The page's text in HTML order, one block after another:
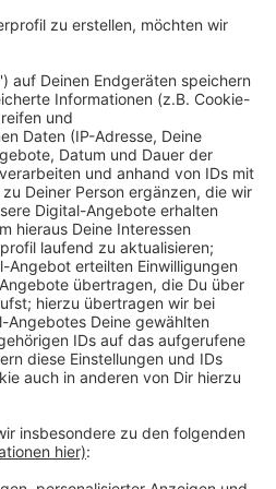
sich ein Mann der
habe seine Ehefrau
Wohnung
und Staatsanwaltschaft
noch nicht in
wurde festgenommen. Er
vorgeführt. Einsatzkräfte
sind gestern zu der
aber nur noch den Tod
Mordkommission hat die